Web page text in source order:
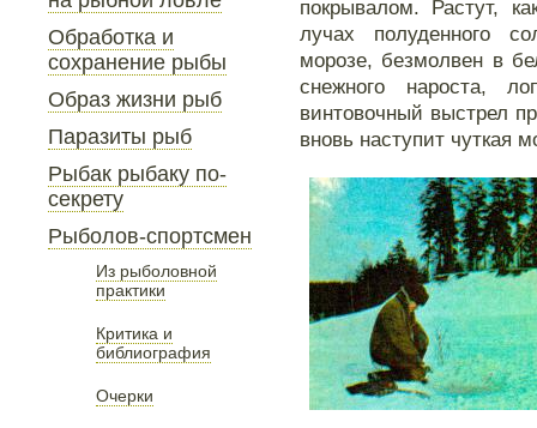
Обработка и
сохранение рыбы
Образ жизни рыб
Паразиты рыб
Рыбак рыбаку по-
секрету
Рыболов-спортсмен
Из рыболовной
практики
Критика и
библиография
Очерки
покрывалом. Растут,
лучах полуденного
морозе, безмолвен в
снежного нароста,
винтовочный выстрел
вновь наступит чуткая